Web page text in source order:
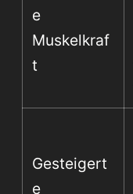
e
Muskelkraf
t
Gesteigert
e